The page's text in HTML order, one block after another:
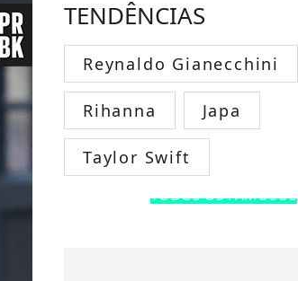
TENDÊNCIAS
Reynaldo Gianecchini
Rihanna Japa
Taylor Swift
TODOS OS FAMOSOS